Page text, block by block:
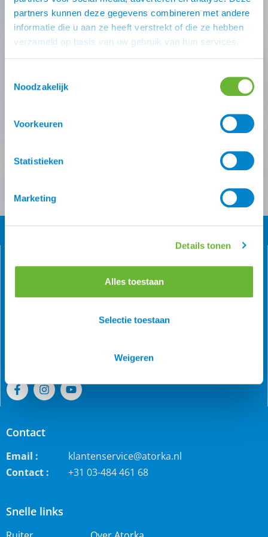
partners kunnen deze gegevens combineren met andere
informatie die u aan ze heeft verstrekt of die ze hebben
verzameld op basis van uw gebruik van hun services.
Noodzakelijk
Voorkeuren
Statistieken
Marketing
Details tonen
Alles toestaan
Selectie toestaan
Weigeren
deals missen?
Schrijf je in voor één (of meer) van onze nieuwsbrieven!
Atorka algemeen
Versturen
Snelle links
Als grootste online webwinkel voor IJslandse paarden in
de Benelux is Atorka bekend. Maar ook bij andere
paardenrassen staan wij bekend voor de grote collectie
Contact
Email :
klantenservice@atorka.nl
Contact :
+31 03-484 461 68